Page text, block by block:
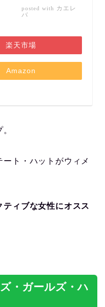
posted with カエレ
バ
楽天市場
Amazon
ト・ハットがウィメ
ィブな女性にオスス
・ガールズ・ハ